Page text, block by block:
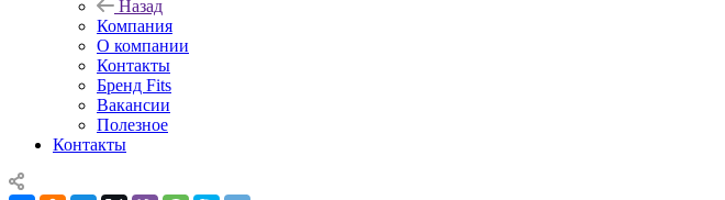
Назад
Компания
О компании
Контакты
Бренд Fits
Вакансии
Полезное
Контакты